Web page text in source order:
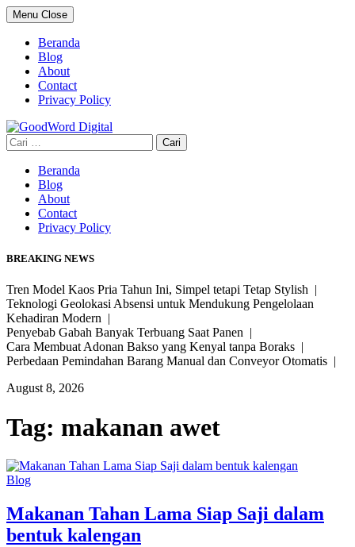
Skip
to
content
Menu Close
Beranda
Blog
About
Contact
Privacy Policy
Cari
untuk:
Beranda
Blog
About
Contact
Privacy Policy
BREAKING NEWS
Tren Model Kaos Pria Tahun Ini, Simpel tetapi Tetap Stylish |
Teknologi Geolokasi Absensi untuk Mendukung Pengelolaan
Kehadiran Modern |
Penyebab Gabah Banyak Terbuang Saat Panen |
Cara Membuat Adonan Bakso yang Kenyal tanpa Boraks |
Perbedaan Pemindahan Barang Manual dan Conveyor Otomatis |
August 8, 2026
Tag: makanan awet
Blog
Makanan Tahan Lama Siap Saji dalam
bentuk kalengan